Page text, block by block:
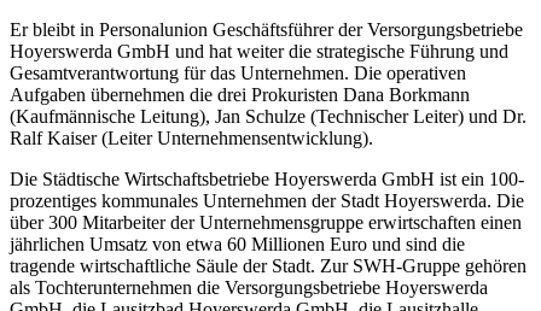
Er bleibt in Personalunion Geschäftsführer der Versorgungsbetriebe
Hoyerswerda GmbH und hat weiter die strategische Führung und
Gesamtverantwortung für das Unternehmen. Die operativen
Aufgaben übernehmen die drei Prokuristen Dana Borkmann
(Kaufmännische Leitung), Jan Schulze (Technischer Leiter) und Dr.
Ralf Kaiser (Leiter Unternehmensentwicklung).
Die Städtische Wirtschaftsbetriebe Hoyerswerda GmbH ist ein 100-
prozentiges kommunales Unternehmen der Stadt Hoyerswerda. Die
über 300 Mitarbeiter der Unternehmensgruppe erwirtschaften einen
jährlichen Umsatz von etwa 60 Millionen Euro und sind die
tragende wirtschaftliche Säule der Stadt. Zur SWH-Gruppe gehören
als Tochterunternehmen die Versorgungsbetriebe Hoyerswerda